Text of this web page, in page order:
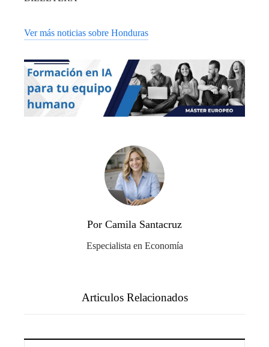
Ver más noticias sobre Honduras
Por Camila Santacruz
Especialista en Economía
Articulos Relacionados